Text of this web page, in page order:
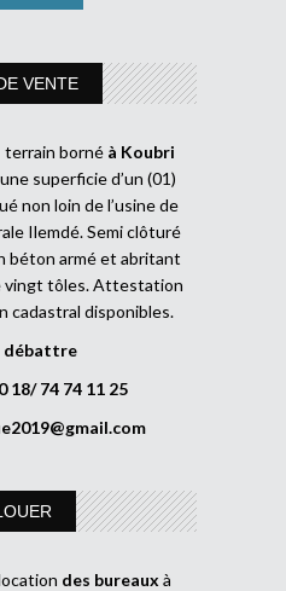
VENTE
terrain borné à Koubri
superficie d’un (01)
non loin de l’usine de
Ilemdé. Semi clôturé
béton armé et abritant
vingt tôles. Attestation
cadastral disponibles.
débattre
18/ 74 74 11 25
des bureaux à